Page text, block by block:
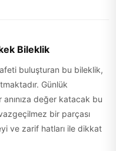
Bileklik
buluşturan bu bileklik,
Günlük
değer katacak bu
bir parçası
ve zarif hatları ile dikkat